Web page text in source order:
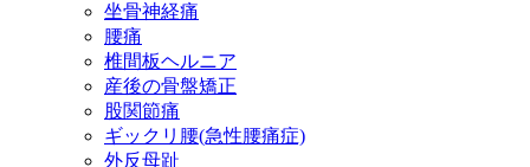
坐骨神経痛
腰痛
椎間板ヘルニア
産後の骨盤矯正
股関節痛
ギックリ腰(急性腰痛症)
外反母趾